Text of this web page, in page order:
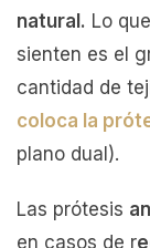
natural. Lo
sienten es el
cantidad de
coloca la
plano dual).
Las prótesis
en casos de r